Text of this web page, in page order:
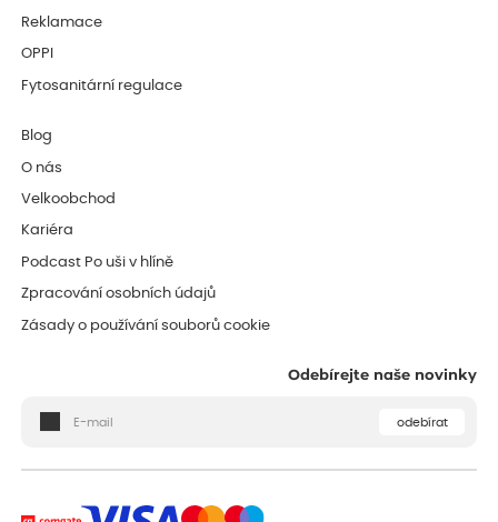
Reklamace
OPPI
Fytosanitární regulace
Blog
O nás
Velkoobchod
Kariéra
Podcast Po uši v hlíně
Zpracování osobních údajů
Zásady o používání souborů cookie
Odebírejte naše novinky
odebírat